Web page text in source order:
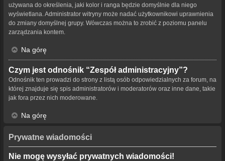
używana do określenia, jaki kolor i ranga będzie domyślnie dla niego
wyświetlana. Administrator witryny może nadać użytkownikowi uprawnienia
do zmiany domyślnej grupy. Wówczas można to zrobić z poziomu panelu
zarządzania kontem.
Na górę
Czym jest odnośnik “Zespół administracyjny”?
Odnośnik ten prowadzi do strony z listą osób odpowiedzialnych za forum, na
której znajduje się spis administratorów i moderatorów oraz inne dane, takie
jak fora przez nich moderowane.
Na górę
Prywatne wiadomości
Nie mogę wysyłać prywatnych wiadomości!